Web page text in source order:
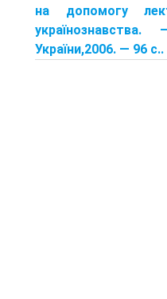
на допомогу
України,2006. — 96